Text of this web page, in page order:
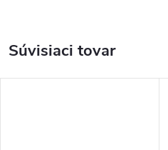
Súvisiaci tovar